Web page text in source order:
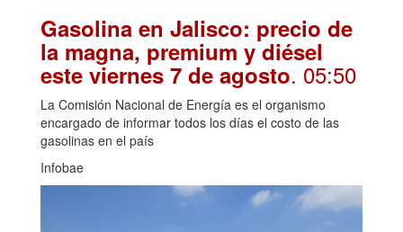
Gasolina en Jalisco: precio de
la magna, premium y diésel
este viernes 7 de agosto. 05:50
La Comisión Nacional de Energía es el organismo
encargado de informar todos los días el costo de las
gasolinas en el país
Infobae